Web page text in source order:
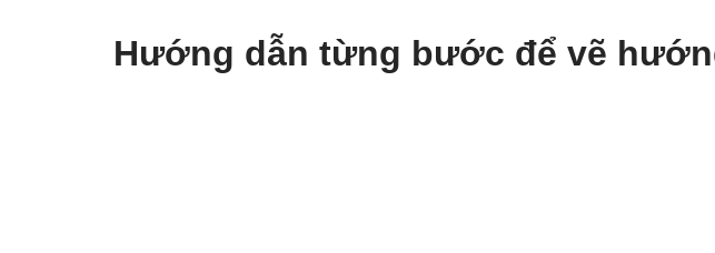
Hướng dẫn từng bước để vẽ